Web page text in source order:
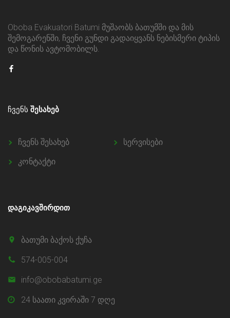
Oboba Evakuatori Batumi მუშაობს ბათუმში და მის
შემოგარენში, ჩვენი გუნდი გადაიყვანს ნებისმერი ტიპის
და წონის ავტომობილს.
ᲩᲕᲔᲜᲡ ᲨᲔᲡᲐᲮᲔᲑ
ჩვენს შესახებ
სერვისები
კონტაქტი
ᲓᲐᲒᲘᲙᲐᲕᲨᲘᲠᲓᲘᲗ
ბათუმი ბაქოს ქუჩა
574-005-004
info@obobabatumi.ge
24 საათი კვირაში 7 დღე